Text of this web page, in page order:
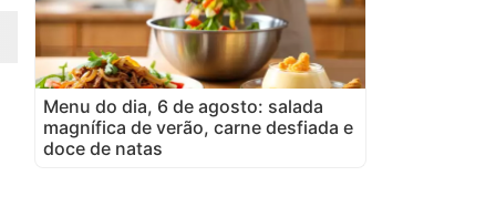
Menu do dia, 6 de agosto: salada
magnífica de verão, carne desfiada e
doce de natas